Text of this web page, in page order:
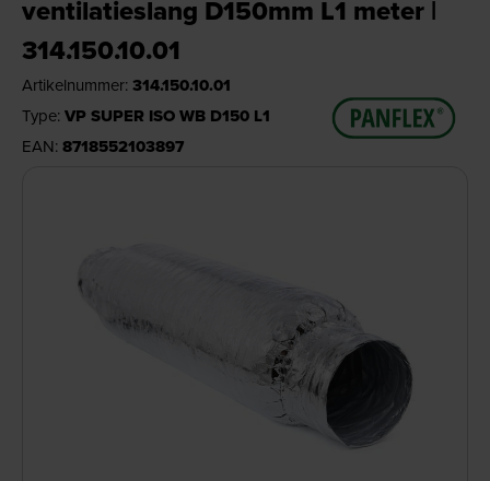
ventilatieslang D150mm L1 meter |
314.150.10.01
Artikelnummer: 314.150.10.01
Type: VP SUPER ISO WB D150 L1
EAN: 8718552103897